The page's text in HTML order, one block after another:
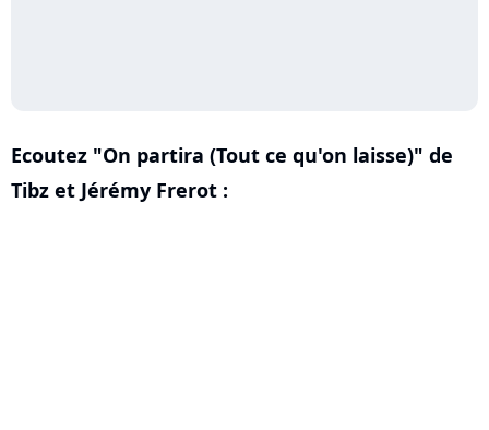
Ecoutez "On partira (Tout ce qu'on laisse)" de
Tibz et Jérémy Frerot :